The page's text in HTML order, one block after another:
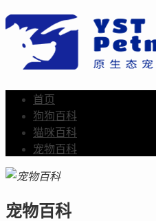
首页
狗狗百科
猫咪百科
宠物百科
宠物百科